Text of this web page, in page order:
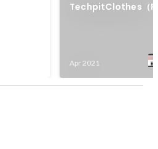
TechpitClothes（
Apr 2021